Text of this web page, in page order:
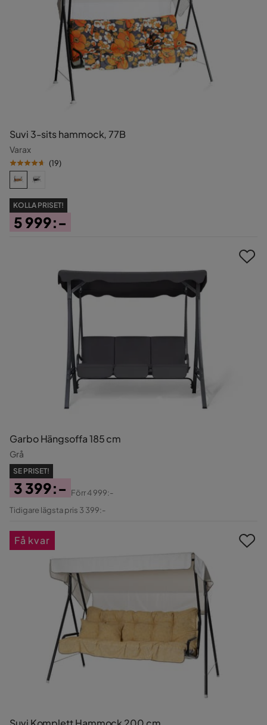
Suvi 3-sits hammock, 77B
Varax
(19)
KOLLA PRISET!
5 999:-
Garbo Hängsoffa 185 cm
Grå
SE PRISET!
Pris
3 399:-
Original
Förr4 999:-
Tidigare lägsta pris 3 399:-
Få kvar